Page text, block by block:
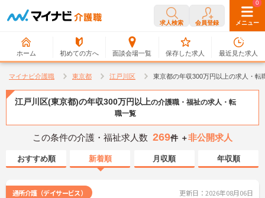
求人検索 会員登録 メニュー
ホーム 初めての方へ 面談会場一覧
0
保存した求人
0
最近見た求人
マイナビ介護職 東京都 江戸川区 東京都の年収300万円以上の求人・転
江戸川区(東京都)の年収300万円以上の介護職・福祉の求人・転
職一覧
この条件の介護・福祉求人数 269件 ＋非公開求人
おすすめ順 新着順 月収順 年収順
通所介護（デイサービス） 更新日：2026年08月06日